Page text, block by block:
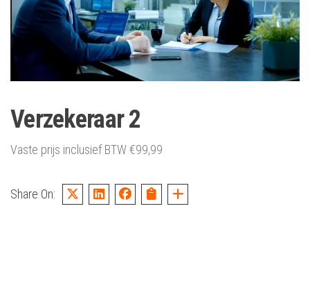
Verzekeraar 2
Vaste prijs inclusief BTW€99,99
Share On: